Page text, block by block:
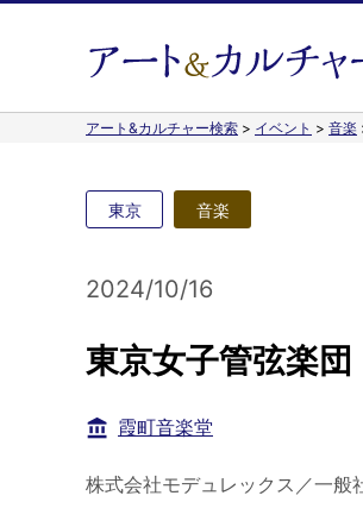
アート&カルチャー検索 > イベント > 音楽
東京 音楽
2024/10/16
東京女子管弦楽
霞町音楽堂
株式会社モデュレックス／一般